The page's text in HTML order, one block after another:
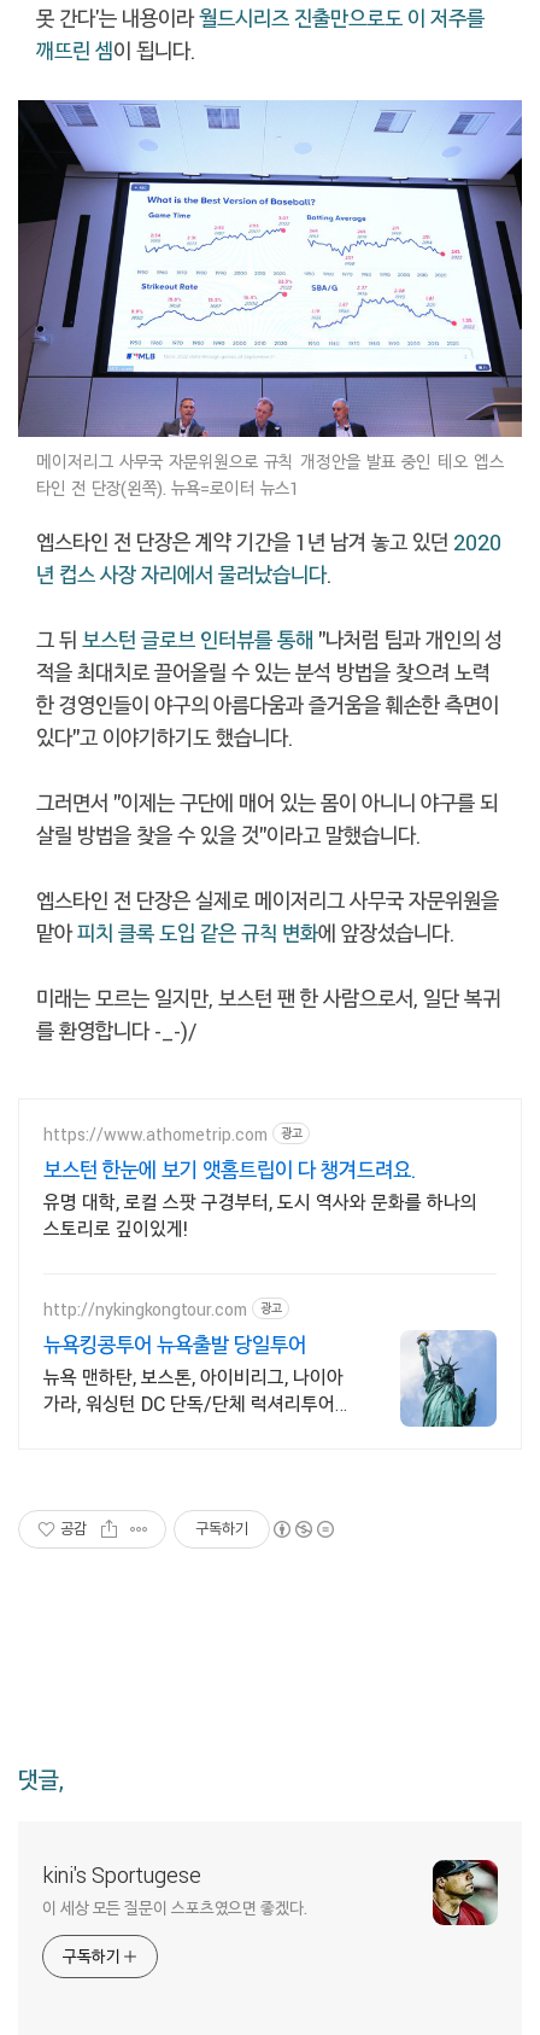
못 간다'는 내용이라월드시리즈 진출만으로도 이 저주를
깨뜨린 셈이 됩니다.
메이저리그 사무국 자문위원으로 규칙 개정안을 발표 중인 테오 엡스
타인 전 단장(왼쪽). 뉴욕=로이터 뉴스1
엡스타인 전 단장은 계약 기간을 1년 남겨 놓고 있던 2020
년 컵스 사장 자리에서 물러났습니다.
그 뒤 보스턴 글로브 인터뷰를 통해 "나처럼 팀과 개인의 성
적을 최대치로 끌어올릴 수 있는 분석 방법을 찾으려 노력
한 경영인들이 야구의 아름다움과 즐거움을 훼손한 측면이
있다"고 이야기하기도 했습니다.
그러면서 "이제는 구단에 매어 있는 몸이 아니니 야구를 되
살릴 방법을 찾을 수 있을 것"이라고 말했습니다.
엡스타인 전 단장은 실제로 메이저리그 사무국 자문위원을
맡아피치 클록 도입 같은 규칙 변화에 앞장섰습니다.
미래는 모르는 일지만, 보스턴 팬 한 사람으로서, 일단 복귀
를 환영합니다 -_-)/
https://www.athometrip.com 광고
보스턴 한눈에 보기 앳홈트립이 다 챙겨드려요.
유명 대학, 로컬 스팟 구경부터, 도시 역사와 문화를 하나의
스토리로 깊이있게!
http://nykingkongtour.com 광고
뉴욕킹콩투어 뉴욕출발 당일투어
뉴욕 맨하탄, 보스톤, 아이비리그, 나이아
가라, 워싱턴 DC 단독/단체 럭셔리투어
공감 구독하기
댓글,
kini's Sportugese
이 세상 모든 질문이 스포츠였으면 좋겠다.
구독하기